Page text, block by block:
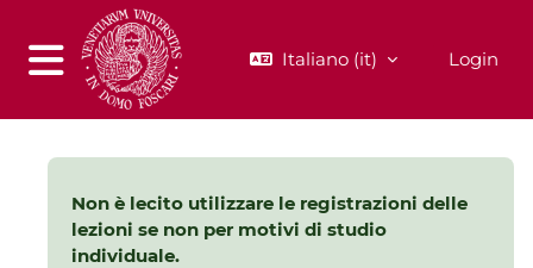
Vai al contenuto principale
Pannello laterale
Italiano ‎(it)‎ Login
Non è lecito utilizzare le registrazioni delle
lezioni se non per motivi di studio
individuale.